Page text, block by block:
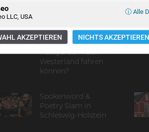
Wie oft am Tag
muss man von
Puttgarden nach
Westerland fahren
können?
Spokenword &
Poetry Slam in
Schleswig-Holstein
LLC, USA
ⓘ Alle
AKZEPTIEREN NICHTS AKZEPTIEREN